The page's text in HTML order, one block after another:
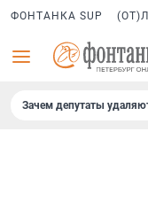
ФОНТАНКА SUP
Зачем депутаты